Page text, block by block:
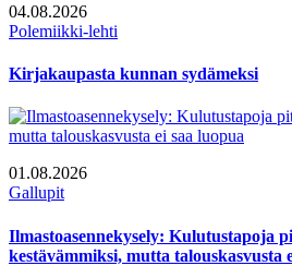
04.08.2026
Polemiikki-lehti
Kirjakaupasta kunnan sydämeksi
01.08.2026
Gallupit
Ilmastoasennekysely: Kulutustapoja
kestävämmiksi, mutta talouskasvusta